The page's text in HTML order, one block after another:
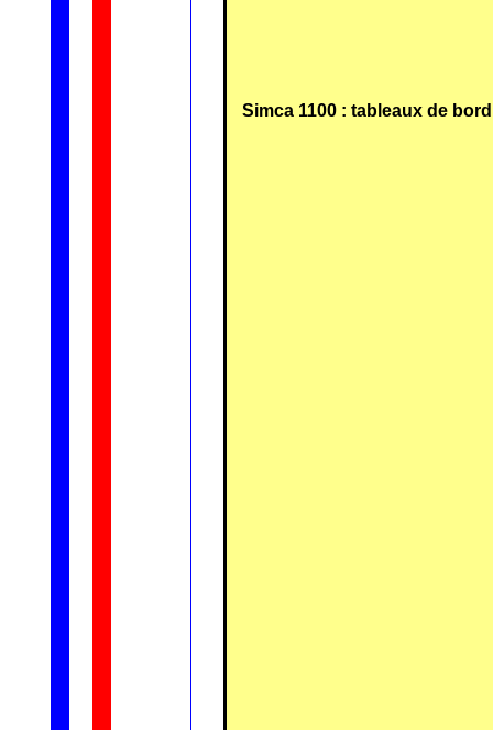
Simca 1100 : tableaux de